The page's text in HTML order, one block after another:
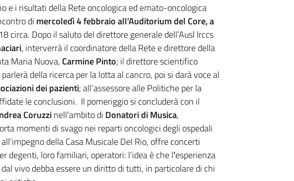
e i risultati della Rete oncologica ed emato-oncologica
di mercoledì 4 febbraio all’Auditorium del Core, a
circa. Dopo il saluto del direttore generale dell’Ausl Irccs
, interverrà il coordinatore della Rete e direttore della
Maria Nuova, Carmine Pinto; il direttore scientifico
parlerà della ricerca per la lotta al cancro, poi si darà voce al
dei pazienti; all’assessore alle Politiche per la
le conclusioni. Il pomeriggio si concluderà con il
Coruzzinell’ambito di Donatori di Musica,
momenti di svago nei reparti oncologici degli ospedali
della Casa Musicale Del Rio, offre concerti
degenti, loro familiari, operatori: l’idea è che l’esperienza
vivo debba essere un diritto di tutti, in particolare di chi